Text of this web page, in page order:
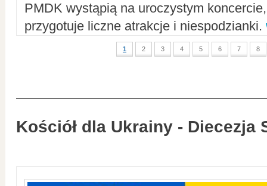
PMDK wystąpią na uroczystym
przygotuje liczne atrakcje i niespodzianki.
1 2 3 4 5 6 7 8
Kościół dla Ukrainy - Diecezja